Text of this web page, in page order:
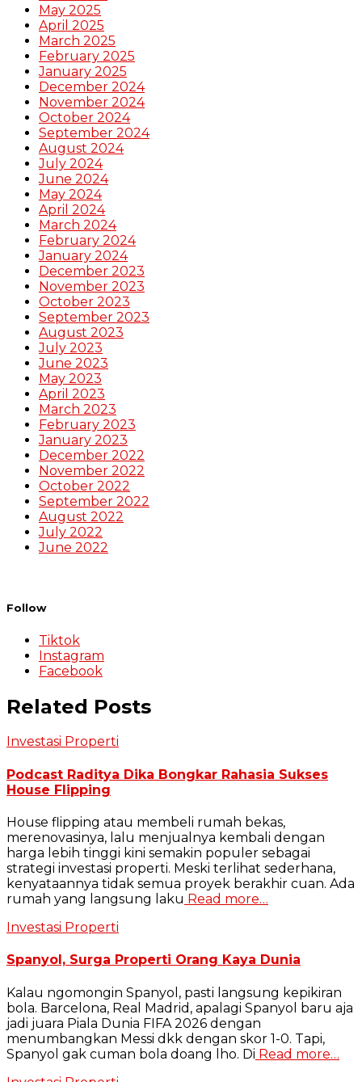
May 2025
April 2025
March 2025
February 2025
January 2025
December 2024
November 2024
October 2024
September 2024
August 2024
July 2024
June 2024
May 2024
April 2024
March 2024
February 2024
January 2024
December 2023
November 2023
October 2023
September 2023
August 2023
July 2023
June 2023
May 2023
April 2023
March 2023
February 2023
January 2023
December 2022
November 2022
October 2022
September 2022
August 2022
July 2022
June 2022
Follow
Tiktok
Instagram
Facebook
Related Posts
Investasi Properti
Podcast Raditya Dika Bongkar Rahasia Sukses
House Flipping
House flipping atau membeli rumah bekas,
merenovasinya, lalu menjualnya kembali dengan
harga lebih tinggi kini semakin populer sebagai
strategi investasi properti. Meski terlihat sederhana,
kenyataannya tidak semua proyek berakhir cuan. Ada
rumah yang langsung laku Read more…
Investasi Properti
Spanyol, Surga Properti Orang Kaya Dunia
Kalau ngomongin Spanyol, pasti langsung kepikiran
bola. Barcelona, Real Madrid, apalagi Spanyol baru aja
jadi juara Piala Dunia FIFA 2026 dengan
menumbangkan Messi dkk dengan skor 1-0. Tapi,
Spanyol gak cuman bola doang lho. Di Read more…